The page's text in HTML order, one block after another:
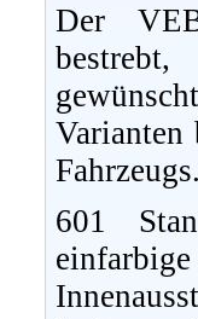
Der
Varianten
601